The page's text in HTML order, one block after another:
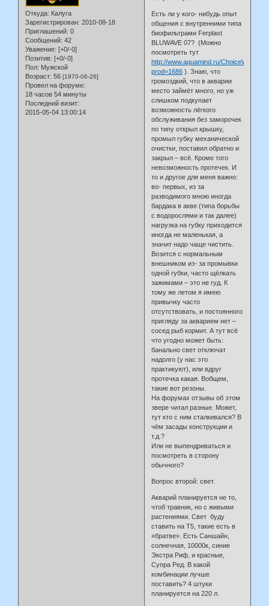
Откуда: Калуга
Зарегистрирован: 2010-08-18
Приглашений: 0
Сообщений: 42
Уважение: [+0/-0]
Позитив: [+0/-0]
Пол: Мужской
Возраст: 56 [1970-06-26]
Провел на форуме:
18 часов 54 минуты
Последний визит:
2015-05-04 13:00:14
Есть ли у кого- нибудь опыт
общения с внутренними типа
биофильтрами Ferplast
BLUWAVE 07? (Можно
посмотреть тут
http://www.aquamind.ru/
prod=1686 ). Знаю, что
громоздкий, что в акварии
место займёт много, но уж
слишком подкупает
возможность лёгкого
обслуживания без заморочек
по типу открыл крышку,
промыл губку механической
очистки, поставил обратно и
закрыл – всё. Кроме того
невозможность протечек. И
то и другое для меня важно:
во- первых, из за
разводимого мною иногда
бардака в акве (типа борьбы
с водорослями и так далее)
нагрузка на губку приходится
иногда не маленькая, а
значит надо чаще чистить.
Возится с нормальным
внешником из- за промывки
одной губки, часто щёлкать
зажимами – это не гуд. К
тому же летом я имею
привычку часто
отсутствовать, и постоянного
пригляду за акварием нет –
сосед рыб кормит. А тут всё
что угодно может быть:
банально свет отключат
надолго (у нас это
практикуют), или вдруг
протечка какая. Вобщем,
такие вот резоны.
На форумах отзывы об этом
звере читал разные. Может,
тут кто с ним сталкивался? В
чём засады конструкции и
т.д.?
Или не выпендриваться и
посмотреть в сторону
обычного?
Вопрос второй: свет.
Акварий планируется не то,
чтоб травник, но с живыми
растениями. Свет буду
ставить на Т5, такие есть в
«братве». Есть Саншайн,
солнечная, 10000к, синие
Экстра Риф, и красные,
Супра Ред. В какой
комбинации лучше
поставить? 4 штуки
планируется на 220 л.